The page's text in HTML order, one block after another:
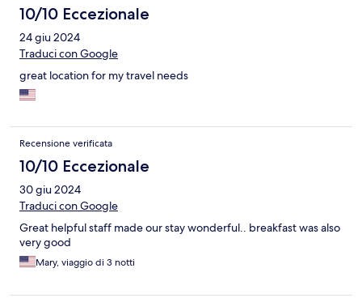
10/10 Eccezionale
24 giu 2024
Traduci con Google
great location for my travel needs
Recensione verificata
10/10 Eccezionale
30 giu 2024
Traduci con Google
Great helpful staff made our stay wonderful.. breakfast was also
very good
Mary, viaggio di 3 notti